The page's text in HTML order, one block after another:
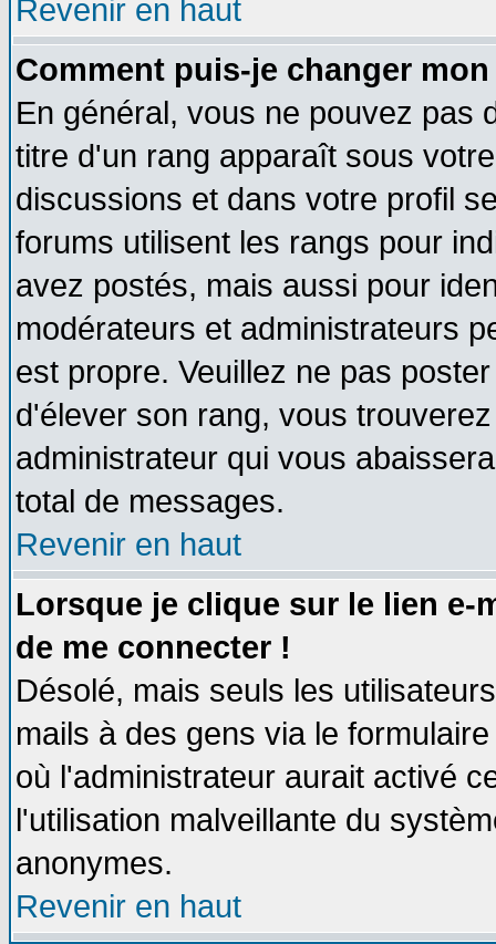
Revenir en haut
Comment puis-je changer
En général, vous ne pouvez pas
titre d'un rang apparaît sous
discussions et dans votre profil
forums utilisent les rangs pour
avez postés, mais aussi pour
modérateurs et administrateurs
est propre. Veuillez ne pas
d'élever son rang, vous
administrateur qui vous
total de messages.
Revenir en haut
Lorsque je clique sur le lien e-
de me connecter !
Désolé, mais seuls les
mails à des gens via le
où l'administrateur aurait activé
l'utilisation malveillante du
anonymes.
Revenir en haut